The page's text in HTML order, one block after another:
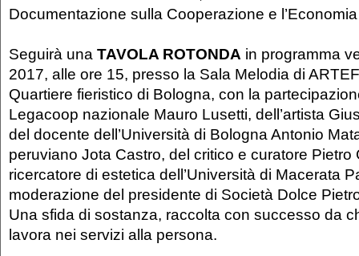
Documentazione sulla Cooperazione e
Seguirà una TAVOLA ROTONDA in programma
2017, alle ore 15, presso la Sala Melodia di
Quartiere fieristico di Bologna, con la
Legacoop nazionale Mauro Lusetti, dell’artista
del docente dell’Università di Bologna Antonio
peruviano Jota Castro, del critico e curatore Pietro
ricercatore di estetica dell’Università di Macerata
moderazione del presidente di Società Dolce
Una sfida di sostanza, raccolta con successo da
lavora nei servizi alla persona.